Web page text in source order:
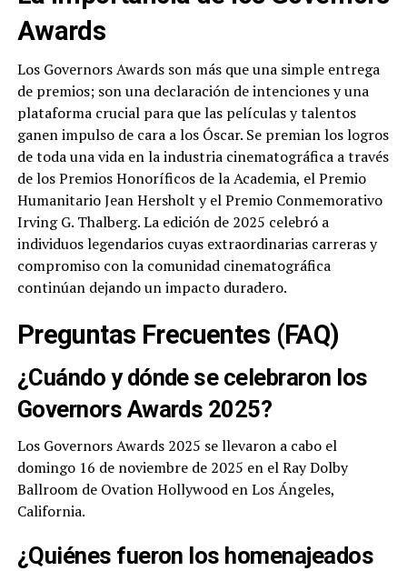
Awards
Los Governors Awards son más que una simple entrega
de premios; son una declaración de intenciones y una
plataforma crucial para que las películas y talentos
ganen impulso de cara a los Óscar. Se premian los logros
de toda una vida en la industria cinematográfica a través
de los Premios Honoríficos de la Academia, el Premio
Humanitario Jean Hersholt y el Premio Conmemorativo
Irving G. Thalberg. La edición de 2025 celebró a
individuos legendarios cuyas extraordinarias carreras y
compromiso con la comunidad cinematográfica
continúan dejando un impacto duradero.
Preguntas Frecuentes (FAQ)
¿Cuándo y dónde se celebraron los
Governors Awards 2025?
Los Governors Awards 2025 se llevaron a cabo el
domingo 16 de noviembre de 2025 en el Ray Dolby
Ballroom de Ovation Hollywood en Los Ángeles,
California.
¿Quiénes fueron los homenajeados